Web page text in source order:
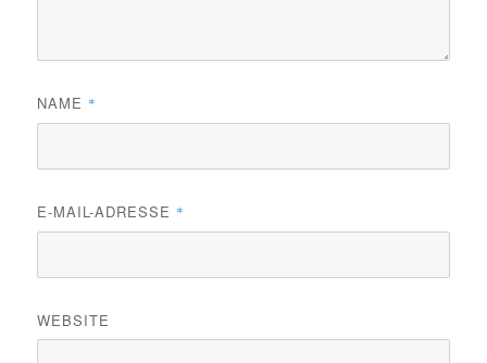
NAME *
E-MAIL-ADRESSE *
WEBSITE